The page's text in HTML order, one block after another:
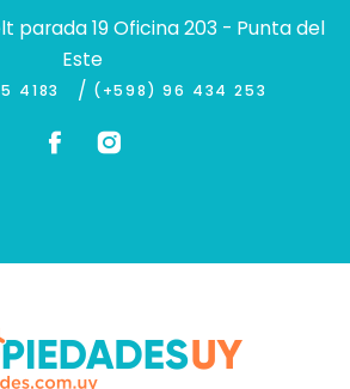
parada 19 Oficina 203 - Punta del
Este
4183 / (+598) 96 434 253